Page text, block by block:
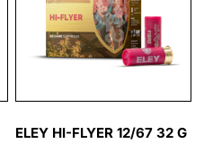
ELEY HI-FLYER 12/67 32 G